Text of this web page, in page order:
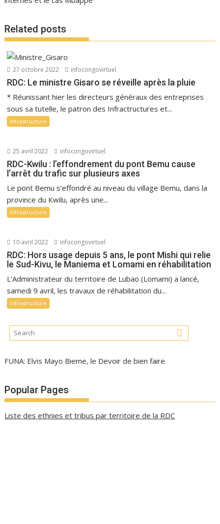
Related posts
27 octobre 2022 infocongovirtuel
RDC: Le ministre Gisaro se réveille après la pluie
* Réunissant hier les directeurs généraux des entreprises
sous sa tutelle, le patron des Infractructures et...
Infrastructure
25 avril 2022 infocongovirtuel
RDC-Kwilu : l’effondrement du pont Bemu cause
l’arrêt du trafic sur plusieurs axes
Le pont Bemu s’effondré au niveau du village Bemu, dans la
province du Kwilu, après une...
Infrastructure
10 avril 2022 infocongovirtuel
RDC: Hors usage depuis 5 ans, le pont Mishi qui relie
le Sud-Kivu, le Maniema et Lomami en réhabilitation
L’Administrateur du territoire de Lubao (Lomami) a lancé,
samedi 9 avril, les travaux de réhabilitation du...
Infrastructure
FUNA: Elvis Mayo Bieme, le Devoir de bien faire
Popular Pages
Liste des ethnies et tribus par territoire de la RDC